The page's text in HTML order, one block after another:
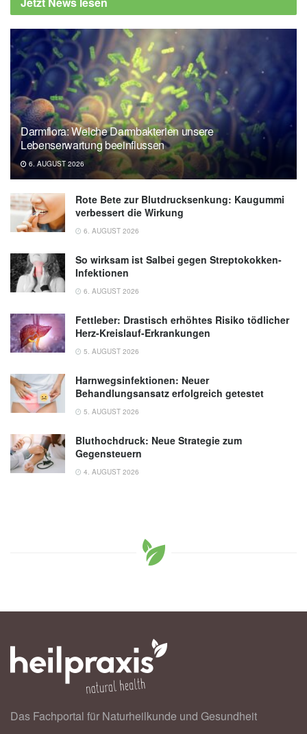
Umfrage zu Augenverletzungen durch
German nationwide survey on eye injuries
caused by fireworks. Der Ophthalmologe.
2019,researchgate.net
Darmflora: Welche Darmbakterien unsere
Lebenserwartung beeinflussen
6. AUGUST 2026
Rote Bete zur Blutdrucksenkung: Kaugummi
verbessert die Wirkung
6. AUGUST 2026
So wirksam ist Salbei gegen Streptokokken-
Infektionen
6. AUGUST 2026
Fettleber: Drastisch erhöhtes Risiko tödlicher
Herz-Kreislauf-Erkrankungen
5. AUGUST 2026
Harnwegsinfektionen: Neuer
Behandlungsansatz erfolgreich getestet
5. AUGUST 2026
Bluthochdruck: Neue Strategie zum
Gegensteuern
4. AUGUST 2026
Das Fachportal für Naturheilkunde und Gesundheit